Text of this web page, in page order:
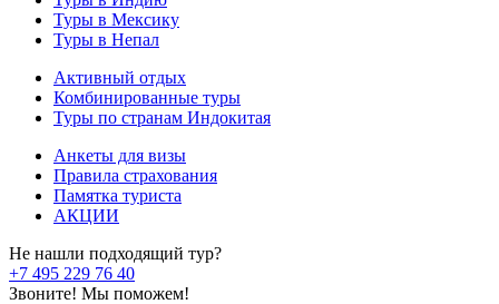
Туры в Мексику
Туры в Непал
Активный отдых
Комбинированные туры
Туры по странам Индокитая
Анкеты для визы
Правила страхования
Памятка туриста
АКЦИИ
Не нашли подходящий тур?
+7 495 229 76 40
Звоните! Мы поможем!